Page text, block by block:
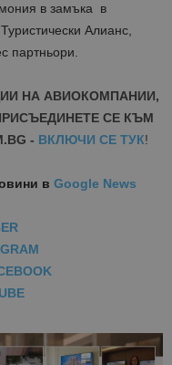
в замъка в
Алианс,
партньори.
НА АВИОКОМПАНИИ,
СЕ КЪМ
- ВКЛЮЧИ СЕ ТУК!
в Google News